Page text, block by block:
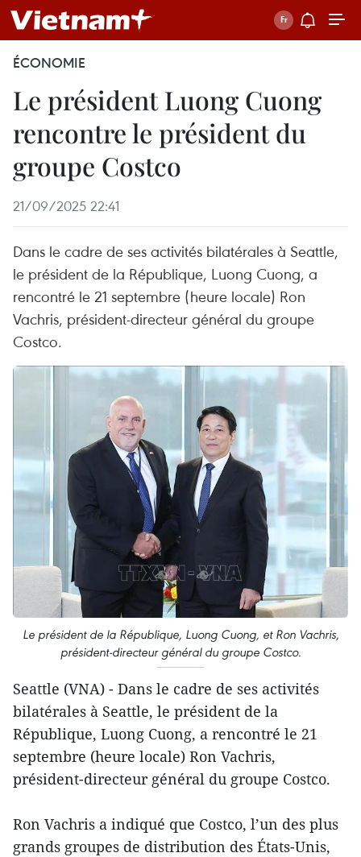
ÉCONOMIE
Le président Luong Cuong
rencontre le président du
groupe Costco
21/09/2025 22:41
Dans le cadre de ses activités bilatérales à Seattle,
le président de la République, Luong Cuong, a
rencontré le 21 septembre (heure locale) Ron
Vachris, président-directeur général du groupe
Costco.
Le président de la République, Luong Cuong, et Ron Vachris,
président-directeur général du groupe Costco.
Seattle (VNA) - Dans le cadre de ses activités
bilatérales à Seattle, le président de la
République, Luong Cuong, a rencontré le 21
septembre (heure locale) Ron Vachris,
président-directeur général du groupe Costco.
Ron Vachris a indiqué que Costco, l’un des plus
grands groupes de distribution des États-Unis,